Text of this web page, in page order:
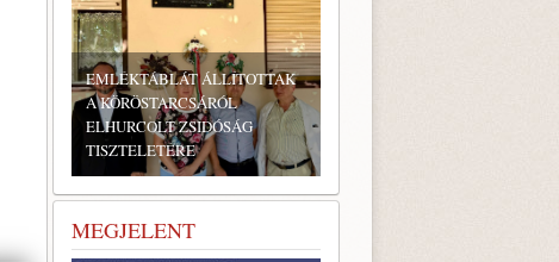
EMLÉKTÁBLÁT ÁLLÍTOTTAK
A KÖRÖSTARCSÁRÓL
ELHURCOLT ZSIDÓSÁG
TISZTELETÉRE
MEGJELENT